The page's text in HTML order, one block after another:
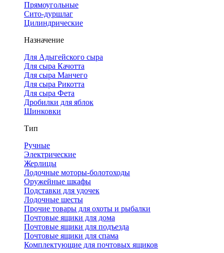
Прямоугольные
Сито-дуршлаг
Цилиндрические
Назначение
Для Адыгейского сыра
Для сыра Качотта
Для сыра Манчего
Для сыра Рикотта
Для сыра Фета
Дробилки для яблок
Шинковки
Тип
Ручные
Электрические
Жерлицы
Лодочные моторы-болотоходы
Оружейные шкафы
Подставки для удочек
Лодочные шесты
Прочие товары для охоты и рыбалки
Почтовые ящики для дома
Почтовые ящики для подъезда
Почтовые ящики для спама
Комплектующие для почтовых ящиков